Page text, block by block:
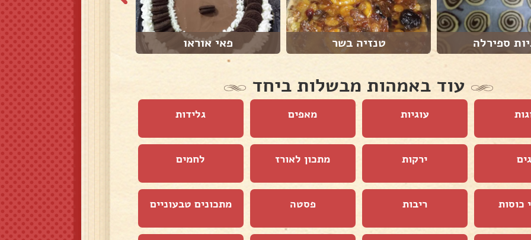
ספירלה טנזיה בשר פאי אוראו
עוד באמהות מבשלות ביחד
עוגיות מאפים גלידות
ירקות מתכון לאורז לחמים
כוסות ריבות פסטה מתכונים טבעוניים